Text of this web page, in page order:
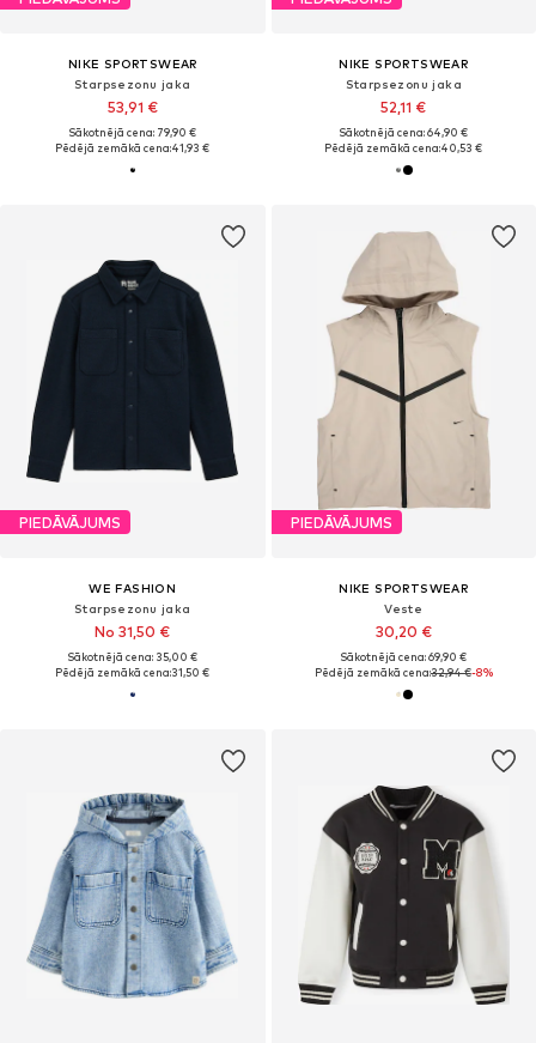
NIKE SPORTSWEAR
Starpsezonu jaka
53,91 €
Sākotnējā cena: 79,90 €
Pēdējā zemākā cena:41,93 €
NIKE SPORTSWEAR
Starpsezonu jaka
52,11 €
Sākotnējā cena: 64,90 €
Pēdējā zemākā cena:40,53 €
PIEDĀVĀJUMS
WE FASHION
Starpsezonu jaka
No 31,50 €
Sākotnējā cena: 35,00 €
Pēdējā zemākā cena:31,50 €
PIEDĀVĀJUMS
NIKE SPORTSWEAR
Veste
30,20 €
Sākotnējā cena: 69,90 €
Pēdējā zemākā cena:32,94 €-8%